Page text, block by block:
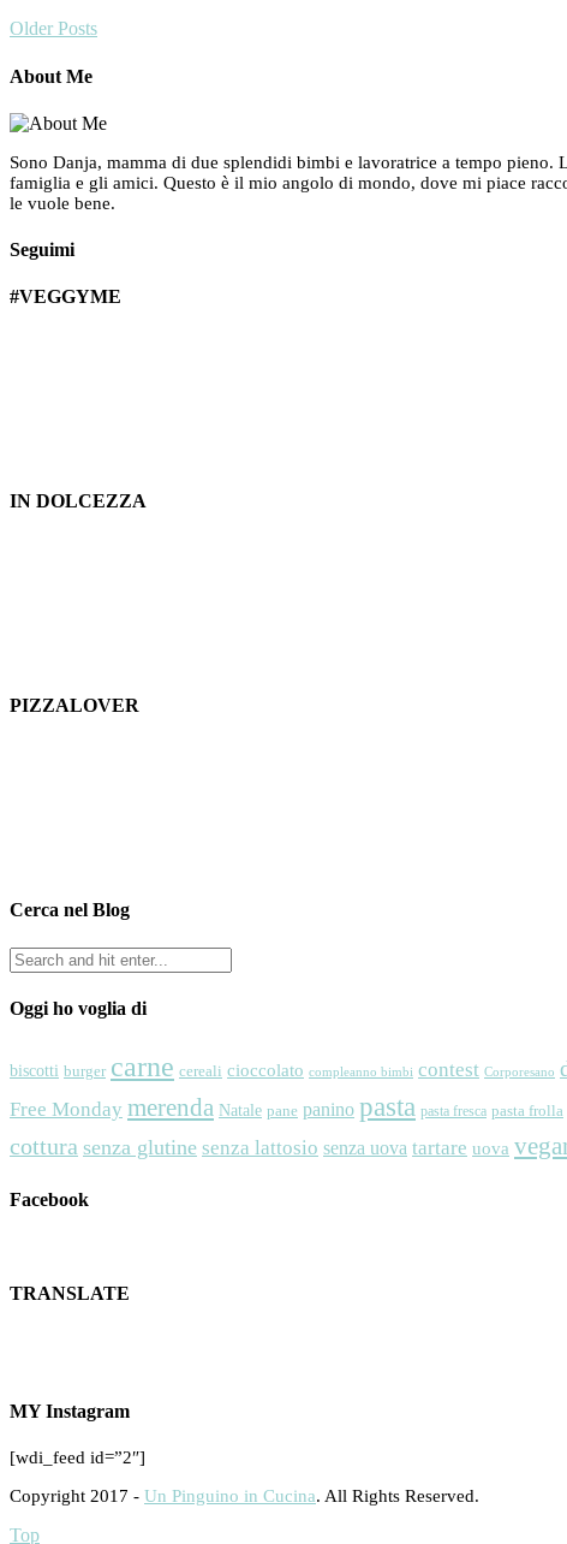
Older Posts
About Me
Sono Danja, mamma di due splendidi bimbi e lavoratrice a tempo pieno.
famiglia e gli amici. Questo è il mio angolo di mondo, dove mi piace
le vuole bene.
Seguimi
#VEGGYME
IN DOLCEZZA
PIZZALOVER
Cerca nel Blog
Oggi ho voglia di
biscotti burger carne cereali cioccolato compleanno bimbi contest Corporesano
Free Monday merenda Natale pane panino pasta pasta fresca pasta frolla
cottura senza glutine senza lattosio senza uova tartare uova
Facebook
TRANSLATE
MY Instagram
[wdi_feed id=”2″]
Copyright 2017 - Un Pinguino in Cucina. All Rights Reserved.
Top